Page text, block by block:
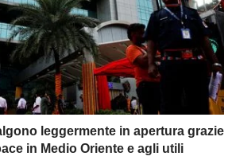
leggermente in apertura grazie
in Medio Oriente e agli utili